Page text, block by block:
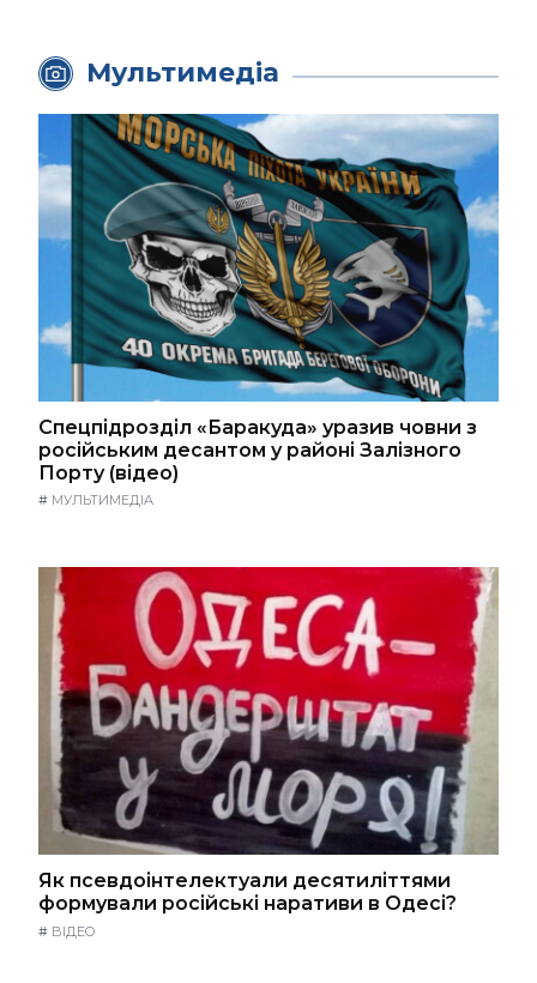
Мультимедіа
Спецпідрозділ «Баракуда» уразив човни з
російським десантом у районі Залізного
Порту (відео)
# МУЛЬТИМЕДІА
Як псевдоінтелектуали десятиліттями
формували російські наративи в Одесі?
# ВІДЕО